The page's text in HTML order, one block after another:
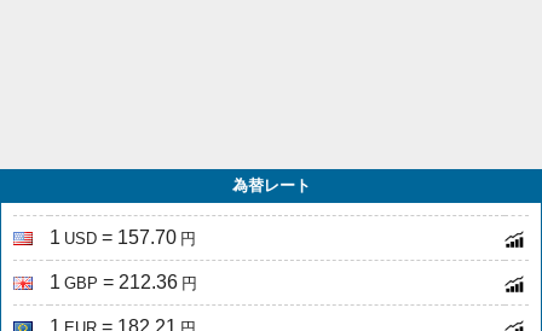
為替レート
1 USD = 157.70 円
1 GBP = 212.36 円
1 = 182.21